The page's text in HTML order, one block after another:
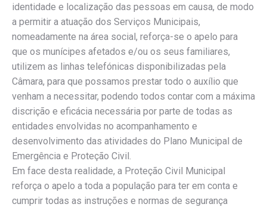
identidade e localização das pessoas em causa, de modo
a permitir a atuação dos Serviços Municipais,
nomeadamente na área social, reforça-se o apelo para
que os munícipes afetados e/ou os seus familiares,
utilizem as linhas telefónicas disponibilizadas pela
Câmara, para que possamos prestar todo o auxílio que
venham a necessitar, podendo todos contar com a máxima
discrição e eficácia necessária por parte de todas as
entidades envolvidas no acompanhamento e
desenvolvimento das atividades do Plano Municipal de
Emergência e Proteção Civil.
Em face desta realidade, a Proteção Civil Municipal
reforça o apelo a toda a população para ter em conta e
cumprir todas as instruções e normas de segurança